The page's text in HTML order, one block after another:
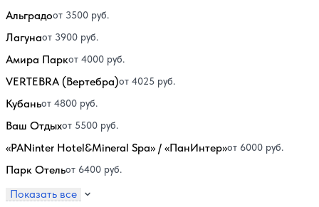
Альградоот 3500 руб.
Лагунаот 3900 руб.
Амира Паркот 4000 руб.
VERTEBRA (Вертебра)от 4025 руб.
Кубаньот 4800 руб.
Ваш Отдыхот 5500 руб.
«PANinter Hotel&Mineral Spa» / «ПанИнтер»от 6000 руб.
Парк Отельот 6400 руб.
Показать все